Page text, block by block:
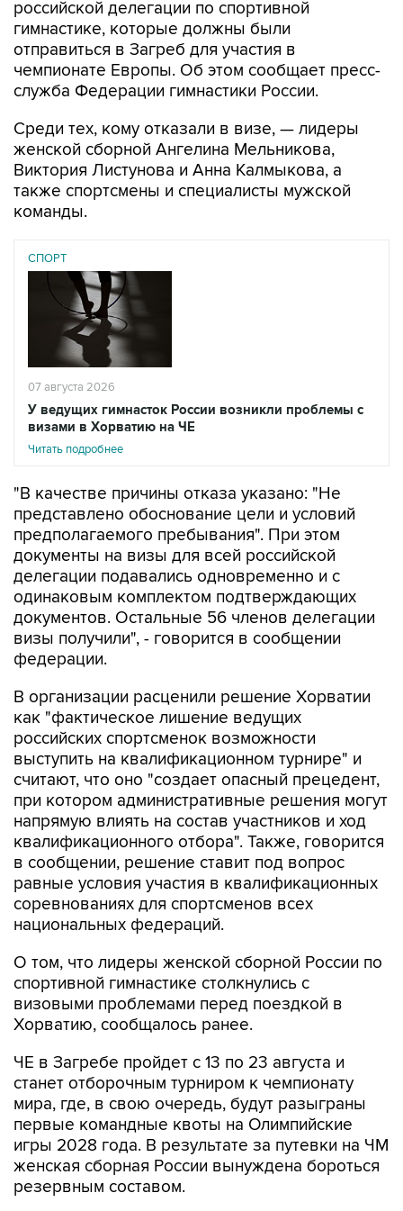
отправиться в Загреб для участия в
чемпионате Европы. Об этом сообщает пресс-
служба Федерации гимнастики России.
Среди тех, кому отказали в визе, — лидеры
Виктория Листунова и Анна Калмыкова, а
также спортсмены и специалисты мужской
команды.
СПОРТ
07 августа 2026
У ведущих гимнасток России возникли проблемы с
визами в Хорватию на ЧЕ
Читать подробнее
"В качестве причины отказа указано: "Не
предполагаемого пребывания". При этом
документы на визы для всей российской
делегации подавались одновременно и с
одинаковым комплектом подтверждающих
документов. Остальные 56 членов делегации
визы получили", - говорится в сообщении
федерации.
В организации расценили решение Хорватии
российских спортсменок возможности
выступить на квалификационном турнире" и
считают, что оно "создает опасный прецедент,
при котором административные решения могут
напрямую влиять на состав участников и ход
квалификационного отбора". Также, говорится
в сообщении, решение ставит под вопрос
равные условия участия в квалификационных
соревнованиях для спортсменов всех
национальных федераций.
О том, что лидеры женской сборной России по
визовыми проблемами перед поездкой в
Хорватию, сообщалось ранее.
ЧЕ в Загребе пройдет с 13 по 23 августа и
мира, где, в свою очередь, будут разыграны
первые командные квоты на Олимпийские
игры 2028 года. В результате за путевки на ЧМ
женская сборная России вынуждена бороться
резервным составом.
спортивная гимнастика Хорватия